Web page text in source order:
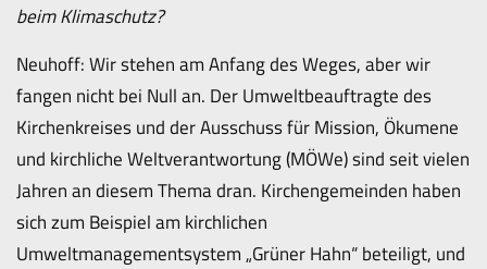
beim Klimaschutz?
Neuhoff: Wir stehen am Anfang des Weges, aber wir
fangen nicht bei Null an. Der Umweltbeauftragte des
Kirchenkreises und der Ausschuss für Mission, Ökumene
und kirchliche Weltverantwortung (MÖWe) sind seit vielen
Jahren an diesem Thema dran. Kirchengemeinden haben
sich zum Beispiel am kirchlichen
Umweltmanagementsystem „Grüner Hahn“ beteiligt, und